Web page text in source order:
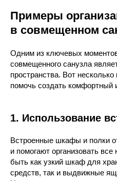
Примеры
в совмещенном
Одним из ключевых
совмещенного санузла
пространства. Вот
помочь создать комфортный
1. Использование
Встроенные шкафы и полки
и помогают организовать
быть как узкий шкаф для
средств, так и выдвижные